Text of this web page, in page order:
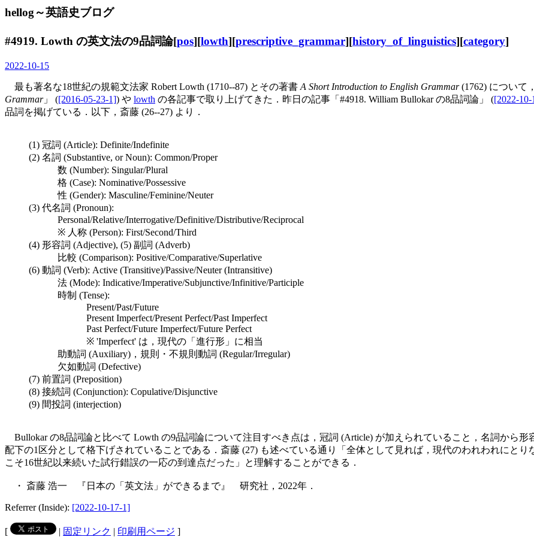
hellog～英語史ブログ
#4919. Lowth の英文法の9品詞論[pos][lowth][prescriptive_grammar][history_of_linguistics][category]
2022-10-15
最も著名な18世紀の規範文法家 Robert Lowth (1710--87) とその著書 A Short Introduction to English Grammar(1762) について
Grammar」 ([2016-05-23-1]) や lowth の各記事で取り上げてきた．昨日の記事「#4918. William Bullokar の8品詞論」 ([2022-10-
品詞を掲げている．以下，斎藤 (26--27) より．
(1) 冠詞 (Article): Definite/Indefinite
(2) 名詞 (Substantive, or Noun): Common/Proper
数 (Number): Singular/Plural
格 (Case): Nominative/Possessive
性 (Gender): Masculine/Feminine/Neuter
(3) 代名詞 (Pronoun):
Personal/Relative/Interrogative/Definitive/Distributive/Reciprocal
※ 人称 (Person): First/Second/Third
(4) 形容詞 (Adjective), (5) 副詞 (Adverb)
比較 (Comparison): Positive/Comparative/Superlative
(6) 動詞 (Verb): Active (Transitive)/Passive/Neuter (Intransitive)
法 (Mode): Indicative/Imperative/Subjunctive/Infinitive/Participle
時制 (Tense):
Present/Past/Future
Present Imperfect/Present Perfect/Past Imperfect
Past Perfect/Future Imperfect/Future Perfect
※ 'Imperfect' は，現代の「進行形」に相当
助動詞 (Auxiliary)，規則・不規則動詞 (Regular/Irregular)
欠如動詞 (Defective)
(7) 前置詞 (Preposition)
(8) 接続詞 (Conjunction): Copulative/Disjunctive
(9) 間投詞 (interjection)
Bullokar の8品詞論と比べて Lowth の9品詞論について注目すべき点は，冠詞 (Article) が加えられていること，名詞から
配下の1区分として格下げされていることである．斎藤 (27) も述べている通り「全体として見れば，現代のわれわれにと
こそ16世紀以来続いた試行錯誤の一応の到達点だった」と理解することができる．
・ 斎藤 浩一 『日本の「英文法」ができるまで』 研究社，2022年．
Referrer (Inside): [2022-10-17-1]
[ | 固定リンク | 印刷用ページ ]